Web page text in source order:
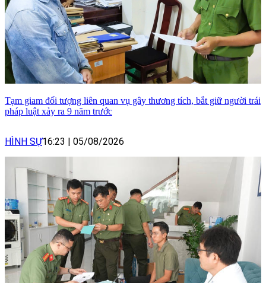
Tạm giam đối tượng liên quan vụ gây thương tích, bắt giữ người trái
pháp luật xảy ra 9 năm trước
HÌNH SỰ16:23 | 05/08/2026